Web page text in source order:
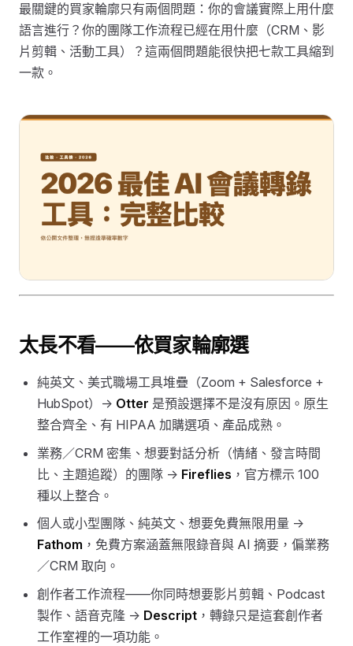
最關鍵的買家輪廓只有兩個問題：你的會議實際上用什麼
語言進行？你的團隊工作流程已經在用什麼（CRM、影
片剪輯、活動工具）？這兩個問題能很快把七款工具縮到
一款。
太長不看——依買家輪廓選
純英文、美式職場工具堆疊（Zoom + Salesforce +
HubSpot）→ Otter 是預設選擇不是沒有原因。原生
整合齊全、有 HIPAA 加購選項、產品成熟。
業務／CRM 密集、想要對話分析（情緒、發言時間
比、主題追蹤）的團隊 → Fireflies ，官方標示 100
種以上整合。
個人或小型團隊、純英文、想要免費無限用量 →
Fathom ，免費方案涵蓋無限錄音與 AI 摘要，偏業務
／CRM 取向。
創作者工作流程——你同時想要影片剪輯、Podcast
製作、語音克隆 → Descript ，轉錄只是這套創作者
工作室裡的一項功能。